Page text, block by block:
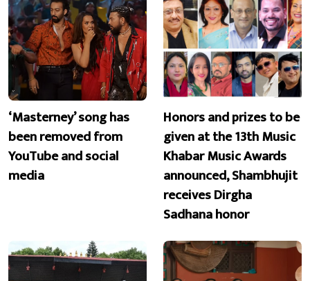
‘Masterney’ song has
been removed from
YouTube and social
media
Honors and prizes to be
given at the 13th Music
Khabar Music Awards
announced, Shambhujit
receives Dirgha
Sadhana honor